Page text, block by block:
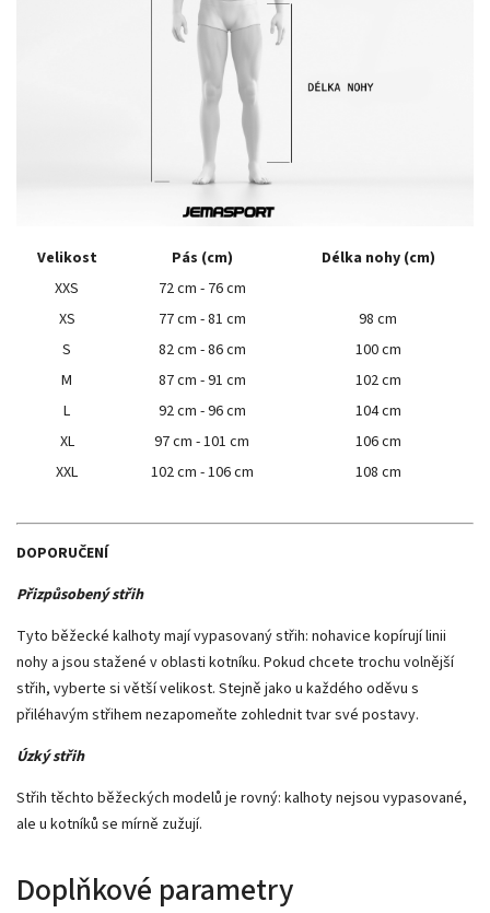
Velikost Pás (cm)
Délka nohy (cm)
XXS
72 cm - 76 cm
XS
77 cm - 81 cm
98 cm
S
82 cm - 86 cm
100 cm
M
87 cm - 91 cm
102 cm
L
92 cm - 96 cm
104 cm
XL
97 cm - 101 cm
106 cm
XXL
102 cm - 106 cm 108 cm
DOPORUČENÍ
Přizpůsobený střih
Tyto běžecké kalhoty mají vypasovaný střih: nohavice kopírují linii
nohy a jsou stažené v oblasti kotníku. Pokud chcete trochu volnější
střih, vyberte si větší velikost. Stejně jako u každého oděvu s
přiléhavým střihem nezapomeňte zohlednit tvar své postavy.
Úzký střih
Střih těchto běžeckých modelů je rovný: kalhoty nejsou vypasované,
ale u kotníků se mírně zužují.
Doplňkové parametry